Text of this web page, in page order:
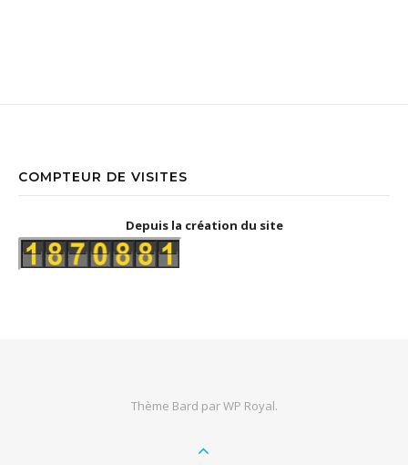
COMPTEUR DE VISITES
Depuis la création du site
Thème Bard parWP Royal.